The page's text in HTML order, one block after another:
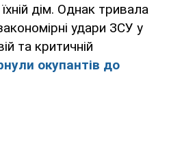
їхній дім. Однак тривала
удари ЗСУ у
та критичній
окупантів до